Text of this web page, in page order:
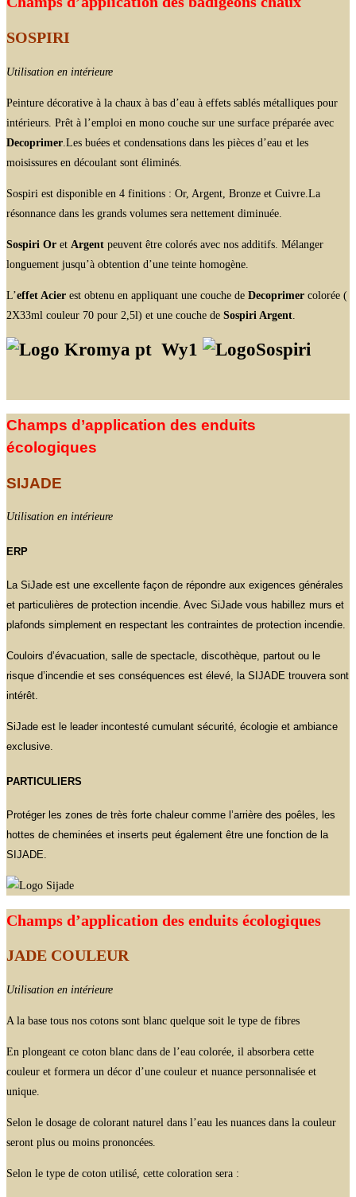
SOSPIRI
Utilisation en intérieure
Peinture décorative à la chaux à bas d’eau à effets sablés métalliques pour
intérieurs. Prêt à l’emploi en mono couche sur une surface préparée avec
Decoprimer .Les buées et condensations dans les pièces d’eau et les
moisissures en découlant sont éliminés.
Sospiri est disponible en 4 finitions : Or, Argent, Bronze et Cuivre.La
résonnance dans les grands volumes sera nettement diminuée.
Sospiri Or et Argent peuvent être colorés avec nos additifs. Mélanger
longuement jusqu’à obtention d’une teinte homogène.
L’effet Acier est obtenu en appliquant une couche de Decoprimer colorée (
2X33ml couleur 70 pour 2,5l) et une couche de Sospiri Argent
Wy1
Champs d’application des enduits
écologiques
SIJADE
Utilisation en intérieure
ERP
La SiJade est une excellente façon de répondre aux exigences générales
et particulières de protection incendie. Avec SiJade vous habillez murs et
plafonds simplement en respectant les contraintes de protection incendie.
Couloirs d’évacuation, salle de spectacle, discothèque, partout ou le
risque d’incendie et ses conséquences est élevé, la SIJADE trouvera sont
intérêt.
SiJade est le leader incontesté cumulant sécurité, écologie et ambiance
exclusive.
PARTICULIERS
Protéger les zones de très forte chaleur comme l’arrière des poêles, les
hottes de cheminées et inserts peut également être une fonction de la
SIJADE.
Champs d’application des enduits écologiques
JADE COULEUR
Utilisation en intérieure
A la base tous nos cotons sont blanc quelque soit le type de fibres
En plongeant ce coton blanc dans de l’eau colorée, il absorbera cette
couleur et formera un décor d’une couleur et nuance personnalisée et
unique.
Selon le dosage de colorant naturel dans l’eau les nuances dans la couleur
seront plus ou moins prononcées.
Selon le type de coton utilisé, cette coloration sera :